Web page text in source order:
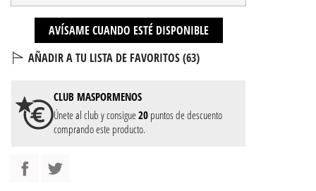
AVÍSAME CUANDO ESTÉ DISPONIBLE
AÑADIR A TU LISTA DE FAVORITOS (63)
CLUB MASPORMENOS
Únete al club y consigue20 puntos de descuento
comprando este producto.